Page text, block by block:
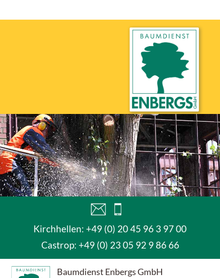
Kirchhellen: +49 (0) 20 45 96 3 97 00
Castrop: +49 (0) 23 05 92 9 86 66
Baumdienst Enbergs GmbH